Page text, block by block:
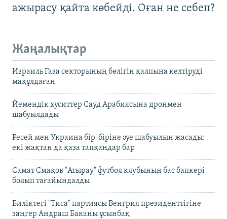
ажырасу қайта көбейді. Оған не себеп?
Жаңалықтар
Израиль Газа секторының бөлігін қалпына келтіруді
мақұлдаған
Йемендік хуситтер Сауд Арабиясына дронмен
шабуылдады
Ресей мен Украина бір-біріне әуе шабуылын жасады:
екі жақтан да қаза тапқандар бар
Самат Смақов "Атырау" футбол клубының бас бапкері
болып тағайындалды
Биліктегі "Тиса" партиясы Венгрия президенттігіне
заңгер Андраш Баканы ұсынбақ